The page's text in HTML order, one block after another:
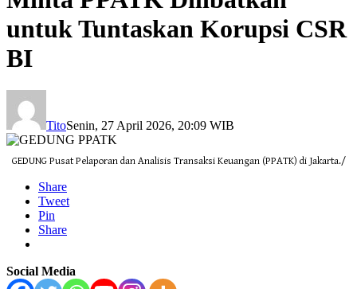
untuk Tuntaskan Korupsi CSR
BI
TitoSenin, 27 April 2026, 20:09 WIB
GEDUNG Pusat Pelaporan dan Analisis Transaksi Keuangan (PPATK) di Jakarta./
Share
Tweet
Pin
Share
Social Media